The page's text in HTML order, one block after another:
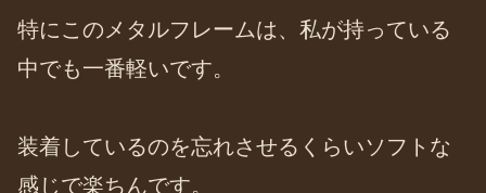
特にこのメタルフレームは、私が持っている
中でも一番軽いです。
装着しているのを忘れさせるくらいソフトな
感じで楽ちんです。